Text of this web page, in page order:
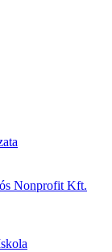
Nonprofit Kft.